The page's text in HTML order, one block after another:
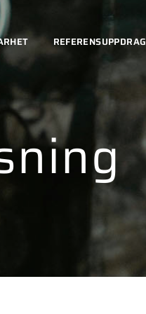
REFERENSUPPDRAG